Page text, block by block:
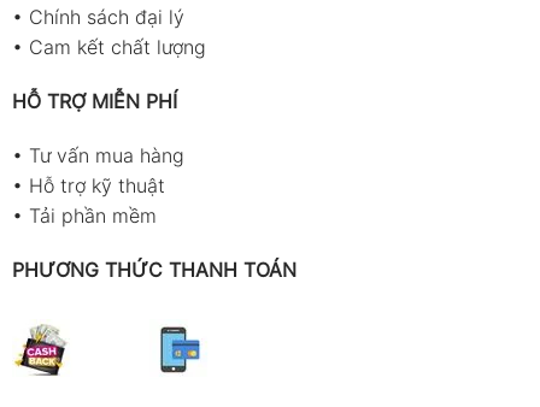
• Chính sách đại lý
• Cam kết chất lượng
HỖ TRỢ MIỄN PHÍ
• Tư vấn mua hàng
• Hỗ trợ kỹ thuật
• Tải phần mềm
PHƯƠNG THỨC THANH TOÁN